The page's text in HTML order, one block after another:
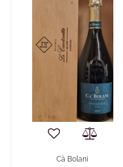
Cà Bolani